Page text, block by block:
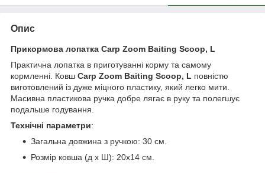
Опис
Прикормова лопатка Carp Zoom Baiting Scoop, L
Практична лопатка в приготуванні корму та самому
кормленні. Ковш Carp Zoom Baiting Scoop, L повністю
виготовлений із дуже міцного пластику, який легко мити.
Масивна пластикова ручка добре лягає в руку та полегшує
подальше годування.
Технічні параметри:
Загальна довжина з ручкою: 30 см.
Розмір ковша (д x Ш): 20x14 см.